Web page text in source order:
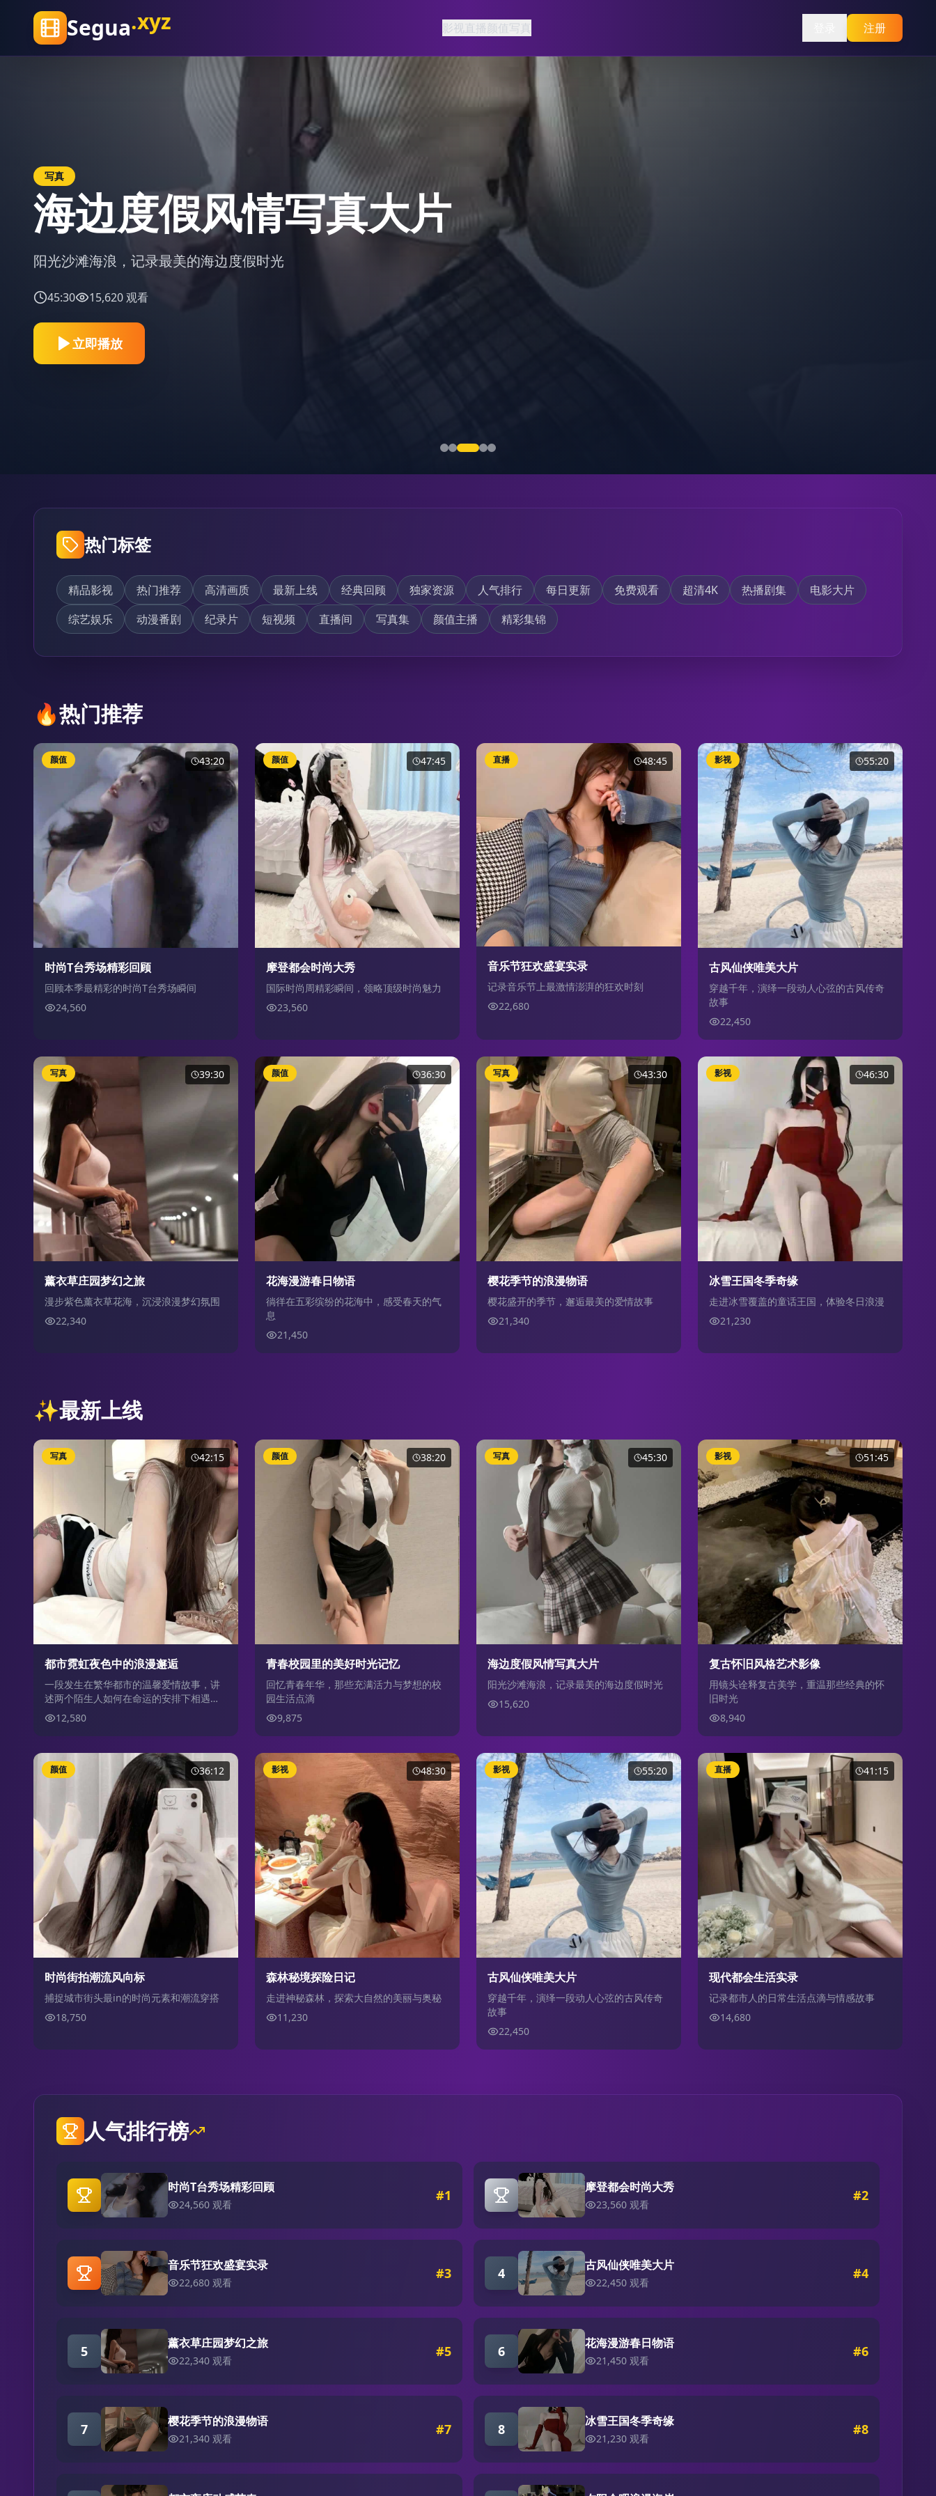
Segua.com 影视直播颜值写真 注册
影视
复古怀旧风格艺术影像
用镜头诠释复古美学，重温那些经典的怀旧时光
51:45 8,940观看
立即播放
热门标签
精品影视 热门推荐 高清画质 最新上线 经典回顾 独家资源 人气排行 每日更新 免费观看 超清4K 热播剧集
电影大片
综艺娱乐
动漫番剧 纪录片 短视频 直播间 写真集 颜值主播 精彩集锦
🔥热门推荐
43:20
颜值
时尚T台秀场精彩回顾
回顾本季最精彩的时尚T台秀场瞬间
24,560
47:45
颜值
摩登都会时尚大秀
国际时尚周精彩瞬间，领略顶级时尚魅力
23,560
48:45
直播
音乐节狂欢盛宴实录
记录音乐节上最激情澎湃的狂欢时刻
22,680
55:20
影视
古风仙侠唯美大片
穿越千年，演绎一段动人心弦的古风传奇
故事
22,450
39:30
写真
薰衣草庄园梦幻之旅
漫步紫色薰衣草花海，沉浸浪漫梦幻氛围
22,340
36:30
颜值
花海漫游春日物语
徜徉在五彩缤纷的花海中，感受春天的气
息
21,450
43:30
写真
樱花季节的浪漫物语
樱花盛开的季节，邂逅最美的爱情故事
21,340
46:30
影视
冰雪王国冬季奇缘
走进冰雪覆盖的童话王国，体验冬日浪漫
21,230
✨最新上线
42:15
写真
都市霓虹夜色中的浪漫邂逅
一段发生在繁华都市的温馨爱情故事，讲
述两个陌生人如何在命运的安排下相遇相
知 12,580
38:20
颜值
青春校园里的美好时光记忆
回忆青春年华，那些充满活力与梦想的校
园生活点滴
9,875
45:30
写真
海边度假风情写真大片
阳光沙滩海浪，记录最美的海边度假时光
15,620
51:45
影视
复古怀旧风格艺术影像
用镜头诠释复古美学，重温那些经典的怀
旧时光
8,940
36:12
颜值
时尚街拍潮流风向标
捕捉城市街头最in的时尚元素和潮流穿搭
18,750
48:30
影视
森林秘境探险日记
走进神秘森林，探索大自然的美丽与奥秘
11,230
55:20
影视
古风仙侠唯美大片
穿越千年，演绎一段动人心弦的古风传奇
故事
22,450
41:15
直播
现代都会生活实录
记录都市人的日常生活点滴与情感故事
14,680
人气排行榜
时尚T台秀场精彩回顾
24,560 观看
#1 摩登都会时尚大秀
23,560 观看
#2
音乐节狂欢盛宴实录
22,680 观看
#3 4 古风仙侠唯美大片
22,450 观看
#4
5 薰衣草庄园梦幻之旅
22,340 观看
#5 6 花海漫游春日物语
21,450 观看
#6
7 樱花季节的浪漫物语
21,340 观看
#7 8 冰雪王国冬季奇缘
21,230 观看
#8